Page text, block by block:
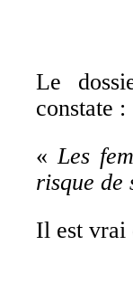
Le
constate :
«Les
risque de
Il est vrai